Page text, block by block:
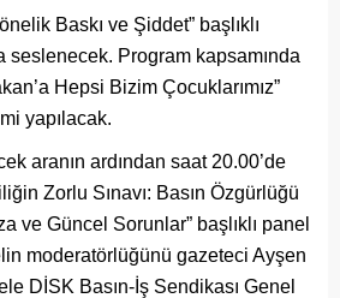
Baskı ve Şiddet” başlıklı
seslenecek. Program kapsamında
Hepsi Bizim Çocuklarımız”
yapılacak.
aranın ardından saat 20.00’de
Zorlu Sınavı: Basın Özgürlüğü
ve Güncel Sorunlar” başlıklı panel
moderatörlüğünü gazeteci Ayşen
DİSK Basın-İş Sendikası Genel